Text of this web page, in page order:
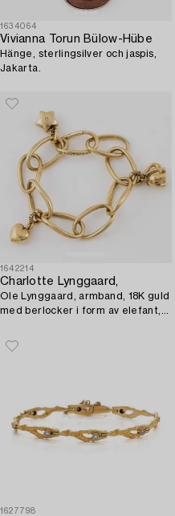
1634064
Vivianna Torun Bülow-Hübe
Hänge, sterlingsilver och jaspis,
Jakarta.
1642214
Charlotte Lynggaard,
Ole Lynggaard, armband, 18K guld
med berlocker i form av elefant,
1627798